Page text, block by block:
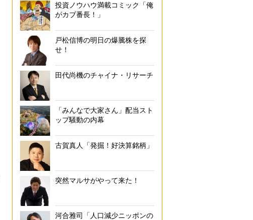
投資ノウハウ満載コミック「俺
がカブ番長！」
戸松信博の明日の爆騰株を探
せ！
田代尚機のチャイナ・リサーチ
「みんなで大家さん」配当スト
ップ騒動の内幕
古賀真人「発掘！好決算銘柄」
突然マルサがやって来た！
河合雅司「人口減少ニッポンの